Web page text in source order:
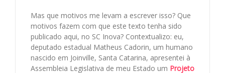
Mas que motivos me levam a escrever isso? Que
motivos fazem com que este texto tenha sido
publicado aqui, no SC Inova? Contextualizo: eu,
deputado estadual Matheus Cadorin, um humano
nascido em Joinville, Santa Catarina, apresentei à
Assembleia Legislativa de meu Estado um Projeto